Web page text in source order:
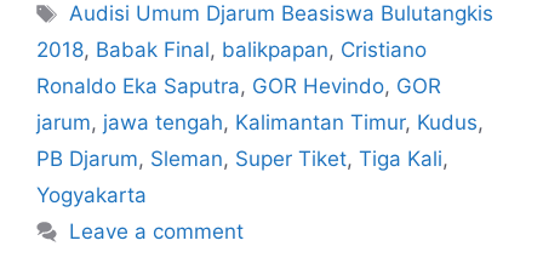
Audisi Umum Djarum Beasiswa Bulutangkis
2018, Babak Final, balikpapan, Cristiano
Ronaldo Eka Saputra, GOR Hevindo, GOR
jarum, jawa tengah, Kalimantan Timur, Kudus,
PB Djarum, Sleman, Super Tiket, Tiga Kali,
Yogyakarta
Leave a comment